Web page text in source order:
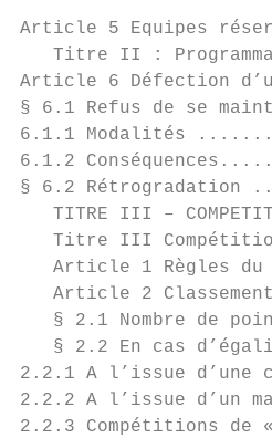
Article 5
Titre II :
Article 6
§ 6.1 Refus de
6.1.1
6.1.2
§ 6.2
TITRE III –
Titre III
Article 1 Règles
Article 2
§ 2.1 Nombre de
§ 2.2 En cas
2.2.1 A l’issue
2.2.2 A l’issue
2.2.3